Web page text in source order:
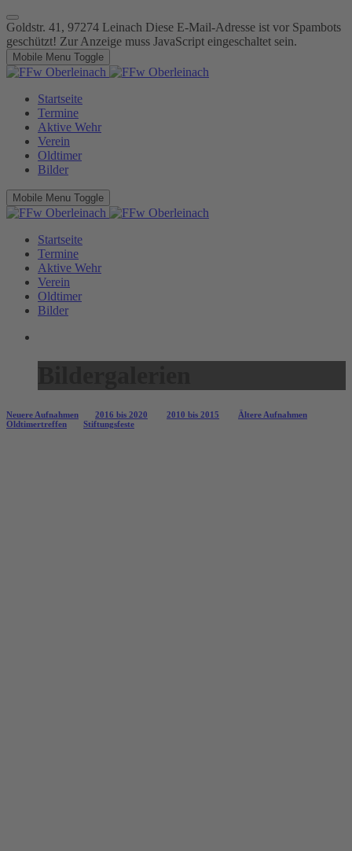
Goldstr. 41, 97274 Leinach Diese E-Mail-Adresse ist vor Spambots
geschützt! Zur Anzeige muss JavaScript eingeschaltet sein.
Mobile Menu Toggle
Startseite
Termine
Aktive Wehr
Verein
Oldtimer
Bilder
Mobile Menu Toggle
Startseite
Termine
Aktive Wehr
Verein
Oldtimer
Bilder
Neuere Aufnahmen 2016 bis 2020 2010 bis 2015
Ältere Aufnahmen
Oldtimertreffen
Stiftungsfeste